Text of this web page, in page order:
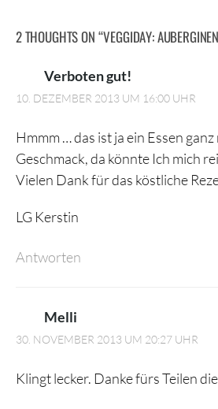
2 THOUGHTS ON “VEGGIDAY:
Verboten gut!
10. DEZEMBER 2013 UM 16:00 UHR
Hmmm … das ist ja ein Essen
Geschmack, da könnte Ich mich
Vielen Dank für das köstliche
LG Kerstin
Antworten
Melli
30. NOVEMBER 2013 UM 20:27 UHR
Klingt lecker. Danke fürs Teilen